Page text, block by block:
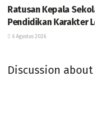
Ratusan Kepala
Pendidikan Karakter
6 Agustus 2026
Discussion